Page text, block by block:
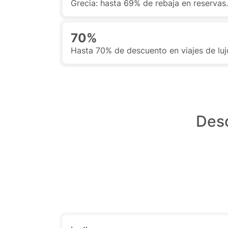
Grecia: hasta 69% de rebaja en
70%
Hasta 70% de descuento en viajes de